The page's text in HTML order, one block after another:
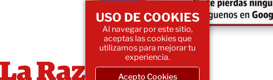
USO DE COOKIES
Al navegar por este sitio,
aceptas las cookies que
utilizamos para mejorar tu
experiencia.
Acepto Cookies